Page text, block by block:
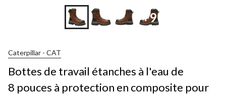
+9
Caterpillar - CAT
Bottes de travail étanches à l'eau de
8 pouces à protection en composite pour